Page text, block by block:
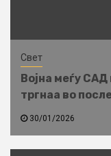
Свет
Војна меѓу
тргнаа во
30/01/2026